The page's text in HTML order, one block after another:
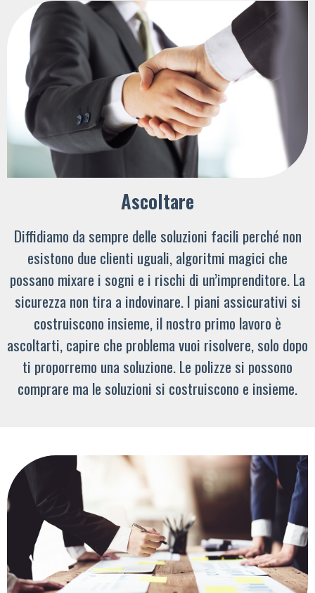
Ascoltare
Diffidiamo da sempre delle soluzioni facili perché non
esistono due clienti uguali, algoritmi magici che
possano mixare i sogni e i rischi di un’imprenditore. La
sicurezza non tira a indovinare. I piani assicurativi si
costruiscono insieme, il nostro primo lavoro è
ascoltarti, capire che problema vuoi risolvere, solo dopo
ti proporremo una soluzione. Le polizze si possono
comprare ma le soluzioni si costruiscono e insieme.